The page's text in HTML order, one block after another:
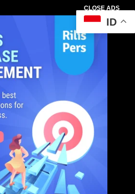
CLOSE ADS
ID